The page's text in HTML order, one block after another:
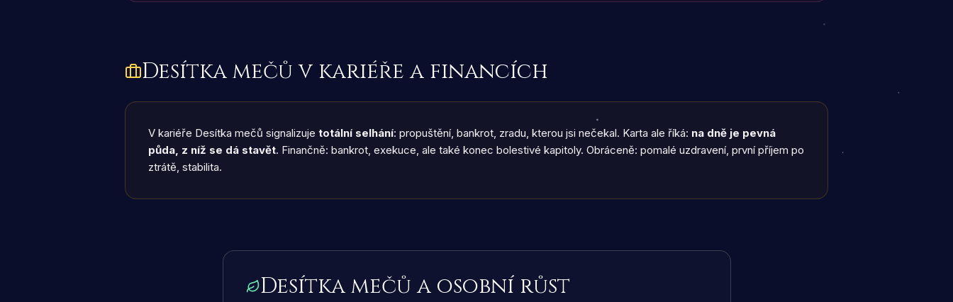
Desítka mečů v kariéře a financích
V kariéře Desítka mečů signalizuje totální selhání: propuštění, bankrot, zradu, kterou jsi nečekal. Karta ale říká: na dně je pevná
půda, z níž se dá stavět. Finančně: bankrot, exekuce, ale také konec bolestivé kapitoly. Obráceně: pomalé uzdravení, první příjem po
ztrátě, stabilita.
Desítka mečů a osobní růst